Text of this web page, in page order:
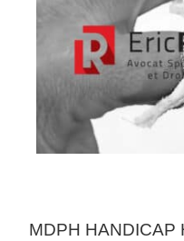
MDPH HANDICAP